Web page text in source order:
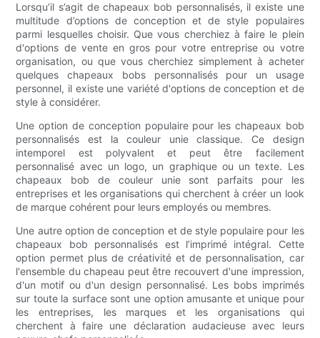
Lorsqu’il s’agit de chapeaux bob personnalisés, il existe une
multitude d’options de conception et de style populaires
parmi lesquelles choisir. Que vous cherchiez à faire le plein
d'options de vente en gros pour votre entreprise ou votre
organisation, ou que vous cherchiez simplement à acheter
quelques chapeaux bobs personnalisés pour un usage
personnel, il existe une variété d'options de conception et de
style à considérer.
Une option de conception populaire pour les chapeaux bob
personnalisés est la couleur unie classique. Ce design
intemporel est polyvalent et peut être facilement
personnalisé avec un logo, un graphique ou un texte. Les
chapeaux bob de couleur unie sont parfaits pour les
entreprises et les organisations qui cherchent à créer un look
de marque cohérent pour leurs employés ou membres.
Une autre option de conception et de style populaire pour les
chapeaux bob personnalisés est l’imprimé intégral. Cette
option permet plus de créativité et de personnalisation, car
l'ensemble du chapeau peut être recouvert d'une impression,
d'un motif ou d'un design personnalisé. Les bobs imprimés
sur toute la surface sont une option amusante et unique pour
les entreprises, les marques et les organisations qui
cherchent à faire une déclaration audacieuse avec leurs